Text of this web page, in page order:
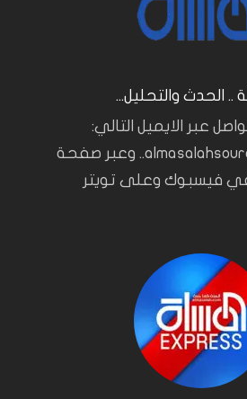
.. الحدث والتحليل...
عبر الايميل التالي:
almasalahsources@gmail.com.. وعبر صفحة
في فيسبوك وعلى تويتر